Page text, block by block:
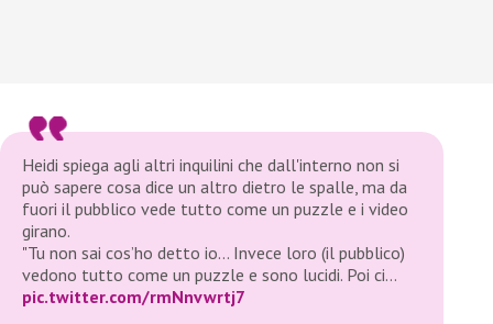
Heidi spiega agli altri inquilini che dall'interno non si
può sapere cosa dice un altro dietro le spalle, ma da
fuori il pubblico vede tutto come un puzzle e i video
girano.
"Tu non sai cos’ho detto io… Invece loro (il pubblico)
vedono tutto come un puzzle e sono lucidi. Poi ci…
pic.twitter.com/rmNnvwrtj7